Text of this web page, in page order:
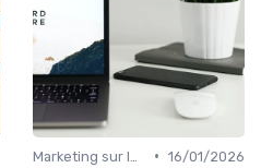
• 16/01/2026